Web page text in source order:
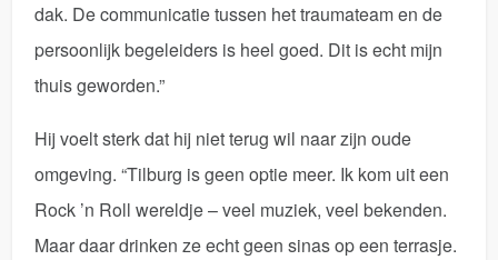
dak. De communicatie tussen het traumateam en de
persoonlijk begeleiders is heel goed. Dit is echt mijn
thuis geworden.”
Hij voelt sterk dat hij niet terug wil naar zijn oude
omgeving. “Tilburg is geen optie meer. Ik kom uit een
Rock ’n Roll wereldje – veel muziek, veel bekenden.
Maar daar drinken ze echt geen sinas op een terrasje.